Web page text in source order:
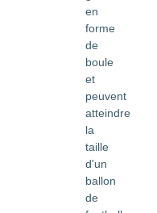
en
forme
de
boule
et
peuvent
atteindre
la
taille
d'un
ballon
de